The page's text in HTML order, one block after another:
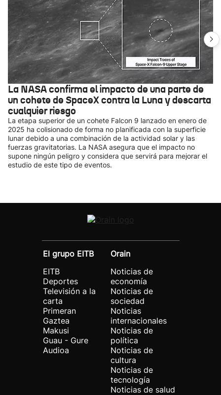
La NASA confirma el impacto de una parte de
un cohete de SpaceX contra la Luna y descarta
cualquier riesgo
La etapa superior de un cohete Falcon 9 lanzado en enero de
2025 ha colisionado de forma no planificada con la superficie
lunar debido a una combinación de la actividad solar y las
fuerzas gravitatorias. La NASA asegura que el impacto no
supone ningún peligro y considera que servirá para mejorar el
estudio de este tipo de eventos.
El grupo EITB
EITB
Deportes
Televisión a la
carta
Primeran
Gaztea
Makusi
Guau - Gure
Audioa
Orain
Noticias de
economía
Noticias de
sociedad
Noticias
internacionales
Noticias de
política
Noticias de
cultura
Noticias de
tecnología
Noticias de salud